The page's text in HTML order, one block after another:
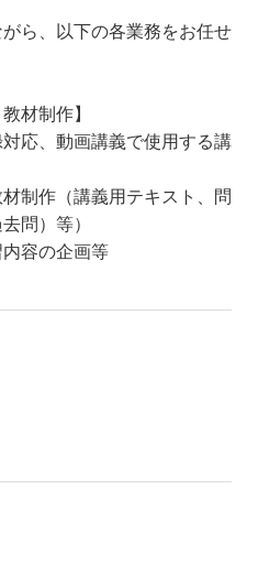
ら、以下の各業務をお任せ
材制作】
応、動画講義で使用する講
制作（講義用テキスト、問
問）等）
容の企画等